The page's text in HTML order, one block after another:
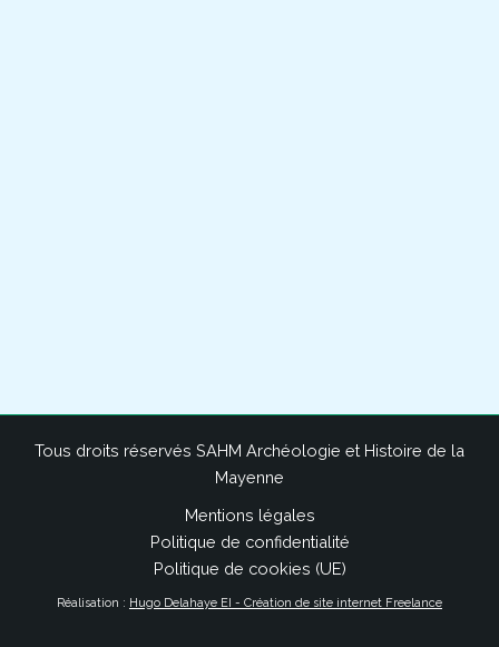
Tous droits réservés SAHM Archéologie et Histoire de la
Mayenne
Mentions légales
Politique de confidentialité
Politique de cookies (UE)
Réalisation : Hugo Delahaye EI - Création de site internet Freelance